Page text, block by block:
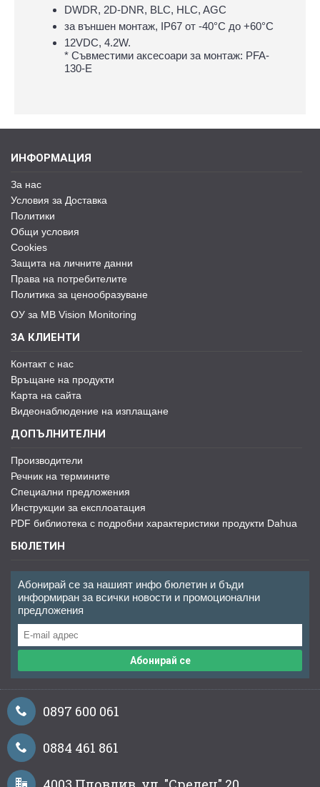
DWDR, 2D-DNR, BLC, HLC, AGC
за външен монтаж, IP67 oт -40°С до +60°С
12VDC, 4.2W.
* Съвместими аксесоари за монтаж: PFA-
130-E
ИНФОРМАЦИЯ
За нас
Условия за Доставка
Политики
Общи условия
Cookies
Защита на личните данни
Права на потребителите
Политика за ценообразуване
ОУ за MB Vision Monitoring
ЗА КЛИЕНТИ
Контакт с нас
Връщане на продукти
Карта на сайта
Видеонаблюдение на изплащане
ДОПЪЛНИТЕЛНИ
Производители
Речник на термините
Специални предложения
Инструкции за експлоатация
PDF библиотека с подробни характеристики продукти Dahua
БЮЛЕТИН
Абонирай се за нашият инфо бюлетин и бъди
информиран за всички новости и промоционални
предложения
Абонирай се
0897 600 061
0884 461 861